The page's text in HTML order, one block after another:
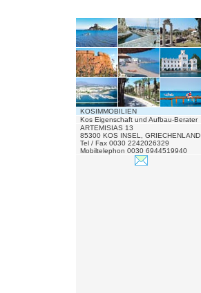
KOSIMMOBILIEN
Kos Eigenschaft und Aufbau-Berater
ARTEMISIAS 13
85300 KOS INSEL, GRIECHENLAND
Tel / Fax 0030 2242026329
Mobiltelephon 0030 6944519940